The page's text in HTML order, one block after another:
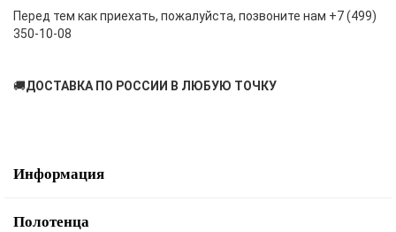
Перед тем как приехать, пожалуйста, позвоните нам +7 (499)
350-10-08
🚚ДОСТАВКА ПО РОССИИ В ЛЮБУЮ ТОЧКУ
Информация
Полотенца